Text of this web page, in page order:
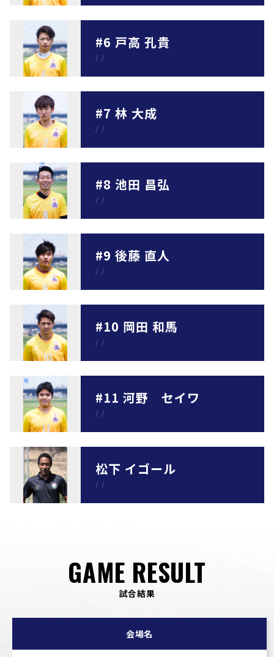
#6 戸高 孔貴
/ /
#7 林 大成
/ /
#8 池田 昌弘
/ /
#9 後藤 直人
/ /
#10 岡田 和馬
/ /
#11 河野 セイワ
/ /
松下 イゴール
/ /
GAME RESULT
試合結果
会場名